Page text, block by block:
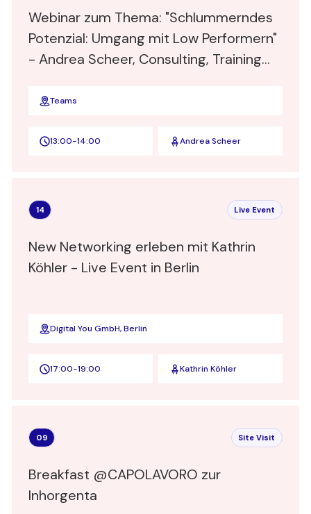
Webinar zum Thema: "Schlummerndes
Potenzial: Umgang mit Low Performern"
- Andrea Scheer, Consulting, Training
Teams
13:00-14:00 Andrea Scheer
14 Live Event
New Networking erleben mit Kathrin
Köhler - Live Event in Berlin
Digital You GmbH, Berlin
17:00-19:00 Kathrin Köhler
09 Site Visit
Breakfast @CAPOLAVORO zur
Inhorgenta